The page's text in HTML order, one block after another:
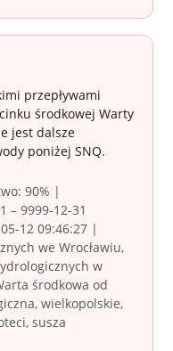
przepływami
środkowej Warty
jest dalsze
poniżej SNQ.
90% |
– 9999-12-31
12 09:46:27 |
we Wrocławiu,
w
środkowa od
wielkopolskie,
susza